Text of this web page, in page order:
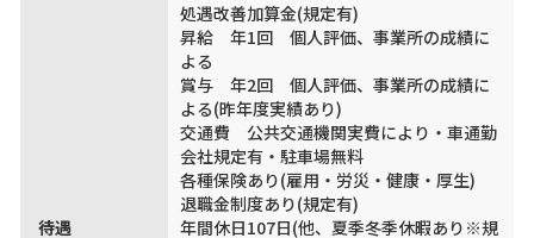
待遇
処遇改善加算金(規定有)
昇給 年1回 個人評価、事業所の成績に
よる
賞与 年2回 個人評価、事業所の成績に
よる(昨年度実績あり)
交通費 公共交通機関実費により・車通勤
会社規定有・駐車場無料
各種保険あり(雇用・労災・健康・厚生)
退職金制度あり(規定有)
年間休日107日(他、夏季冬季休暇あり※規